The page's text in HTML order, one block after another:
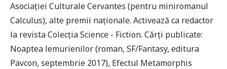
Asociației Culturale Cervantes (pentru miniromanul
Calculus), alte premii naționale. Activează ca redactor
la revista Colecția Science - Fiction. Cărți publicate:
Noaptea lemurienilor (roman, SF/Fantasy, editura
Pavcon, septembrie 2017), Efectul Metamorphis